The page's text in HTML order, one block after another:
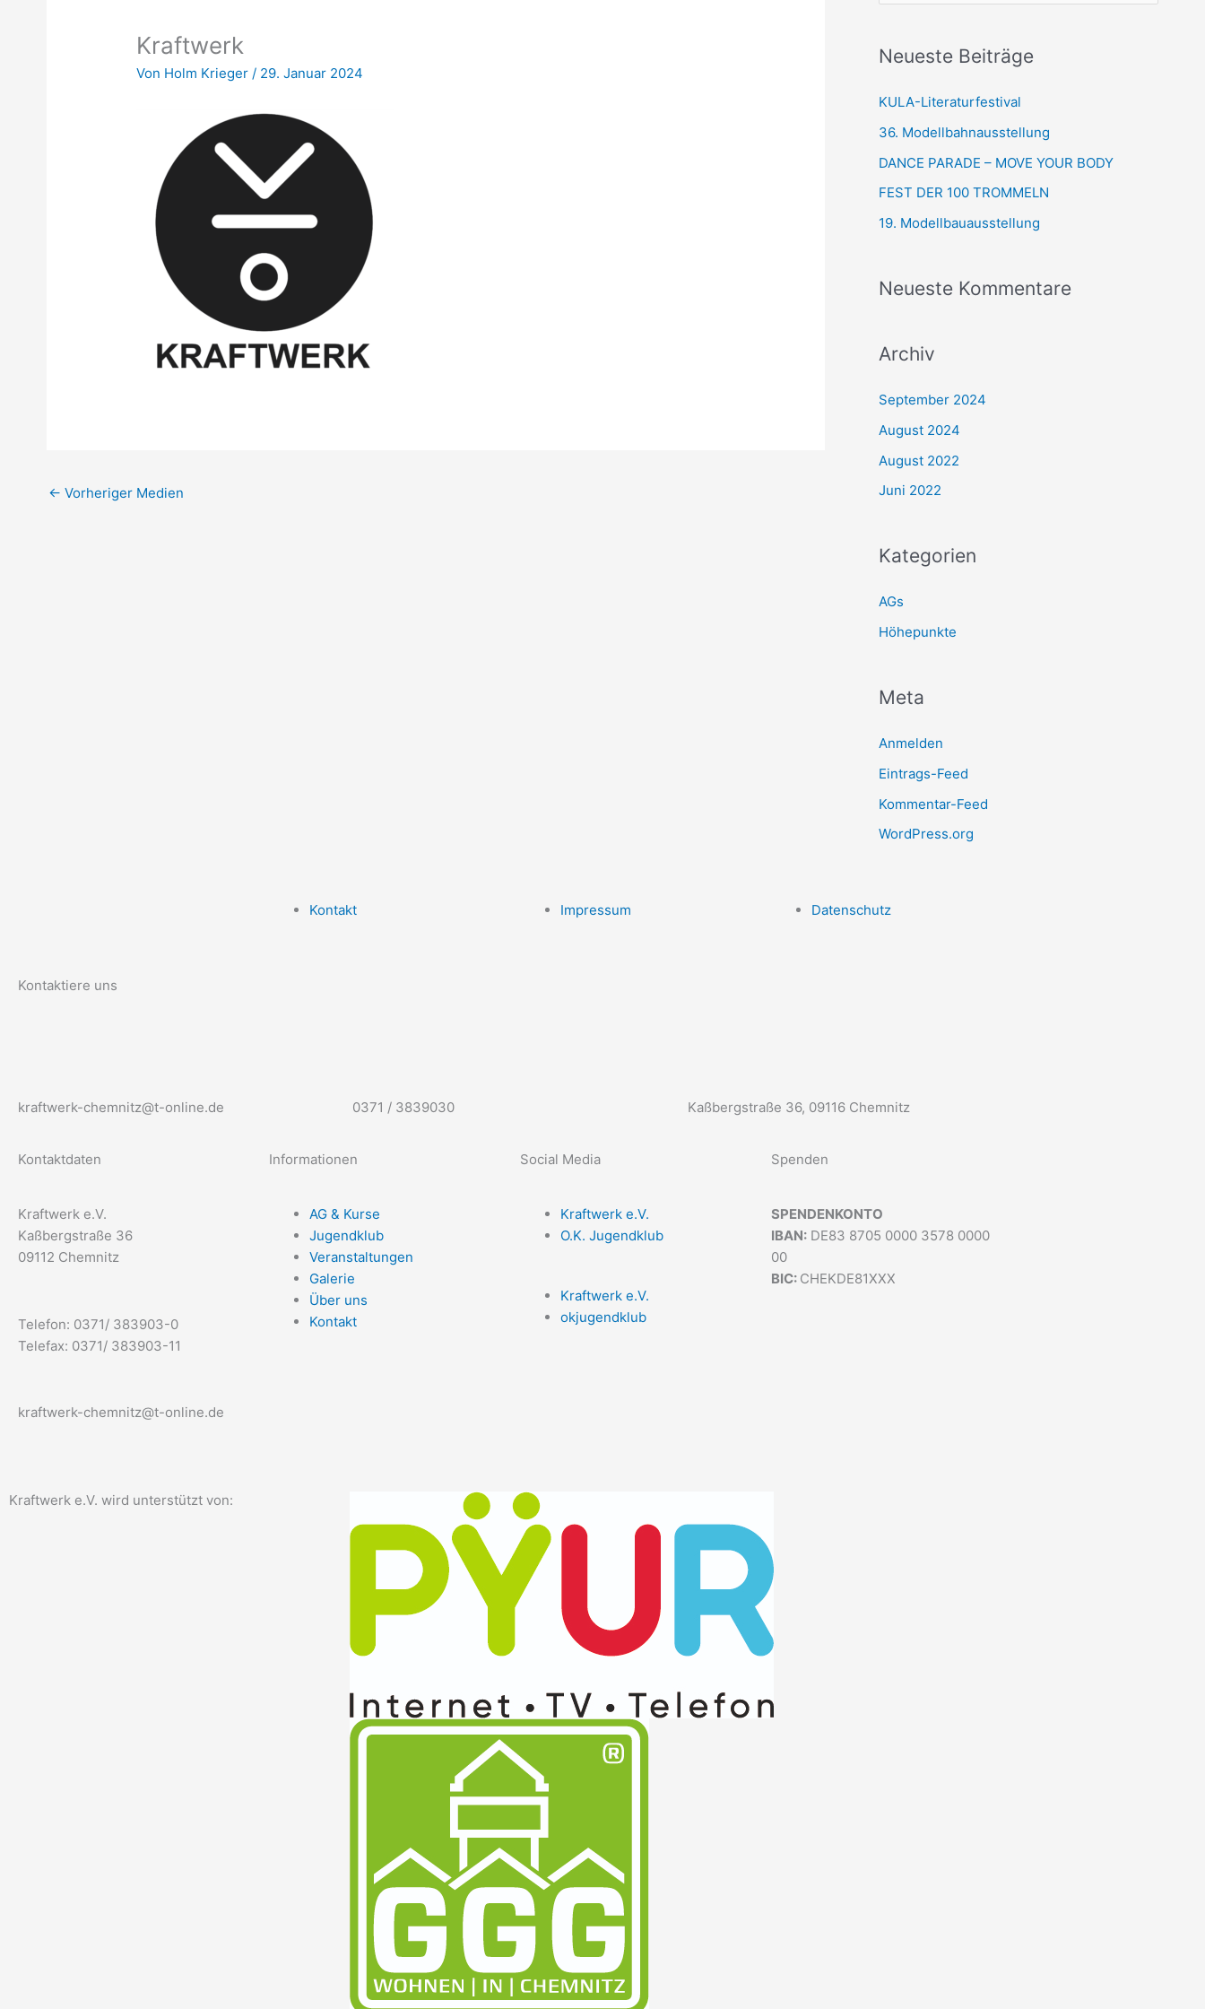
Kraftwerk
Von Holm Krieger/ 29. Januar 2024
← Vorheriger Medien
h
e
a
c
h
Neueste Beiträge
KULA-Literaturfestival
36. Modellbahnausstellung
DANCE PARADE – MOVE YOUR BODY
FEST DER 100 TROMMELN
19. Modellbauausstellung
Neueste Kommentare
Archiv
September 2024
August 2024
August 2022
Juni 2022
Kategorien
AGs
Höhepunkte
Meta
Anmelden
Eintrags-Feed
Kommentar-Feed
WordPress.org
Kontakt Impressum Datenschutz
Kontaktiere uns
kraftwerk-chemnitz@t-online.de 0371 / 3839030 Kaßbergstraße 36, 09116 Chemnitz
Kontaktdaten
Kraftwerk e.V.
Kaßbergstraße 36
09112 Chemnitz
Telefon: 0371/ 383903-0
Telefax: 0371/ 383903-11
kraftwerk-chemnitz@t-online.de
Informationen
AG & Kurse
Jugendklub
Veranstaltungen
Galerie
Über uns
Kontakt
Social Media
Kraftwerk e.V.
O.K. Jugendklub
Kraftwerk e.V.
okjugendklub
Spenden
SPENDENKONTO
IBAN: DE83 8705 0000 3578 0000
00
BIC: CHEKDE81XXX
Kraftwerk e.V. wird unterstützt von: